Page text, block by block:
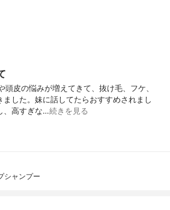
皮の悩みが増えてきて、抜け毛、フケ、
した。妹に話してたらおすすめされまし
、高すぎな…続きを見る
シャンプー